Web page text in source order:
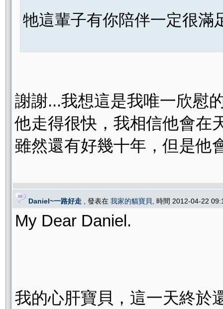
牠這輩子有你陪伴一定很滿
謝謝...我想這是我唯一欣慰
他走得很快，我相信他會在
雖然還有好幾十年，但是他
Daniel~一路好走 , 發表在 我家的貓寶貝 , 時間 2012-04-22
My Dear Daniel.
我的心肝寶貝，這一天終於